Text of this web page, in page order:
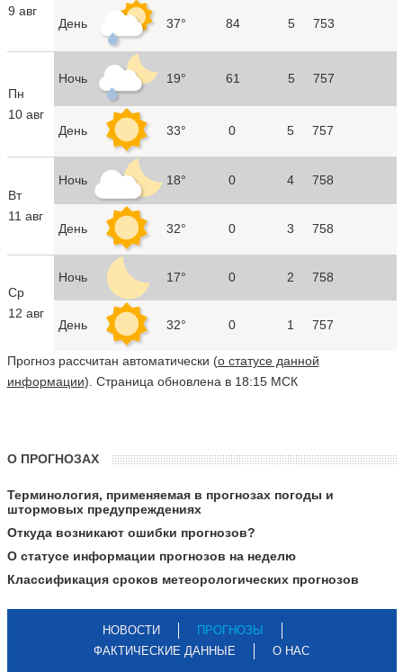
9 авг
День 37° 84 5 753
Пн
10 авг
Ночь 19° 61 5 757
День 33° 0 5 757
Вт
11 авг
Ночь 18° 0 4 758
День 32° 0 3 758
Ср
12 авг
Ночь 17° 0 2 758
День 32° 0 1 757
Прогноз рассчитан автоматически (о статусе данной
информации). Страница обновлена в 18:15 МСК
О ПРОГНОЗАХ
Терминология, применяемая в прогнозах погоды и
штормовых предупреждениях
Откуда возникают ошибки прогнозов?
О статусе информации прогнозов на неделю
Классификация сроков метеорологических прогнозов
НОВОСТИ
ПРОГНОЗЫ
ФАКТИЧЕСКИЕ ДАННЫЕ
О НАС